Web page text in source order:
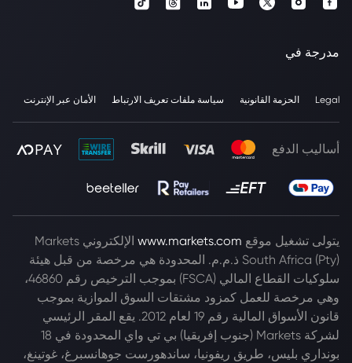
مدرجة في
Legal الحزمة القانونية سياسة ملفات تعريف الارتباط الأمان عبر الإنترنت
أساليب الدفع
يتولى تشغيل موقع www.markets.com
الإلكتروني Markets
South Africa (Pty) ذ.م.م. المحدودة هي مرخصة من قبل هيئة
سلوكيات القطاع المالي (FSCA) بموجب الترخيص رقم 46860،
وهي مرخصة للعمل كمزود مشتقات السوق الموازية بموجب
قانون الأسواق المالية رقم 19 لعام 2012. يقع المقر الرئيسي
لشركة Markets (جنوب إفريقيا) بي تي واي المحدودة في 18
بونداري بليس، طريق ريفونيا، ساندهورست جوهانسبرغ، غوتينغ،